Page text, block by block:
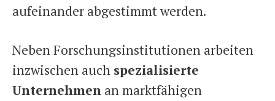
aufeinander abgestimmt werden.
Neben Forschungsinstitutionen arbeiten
inzwischen auch spezialisierte
Unternehmen an marktfähigen